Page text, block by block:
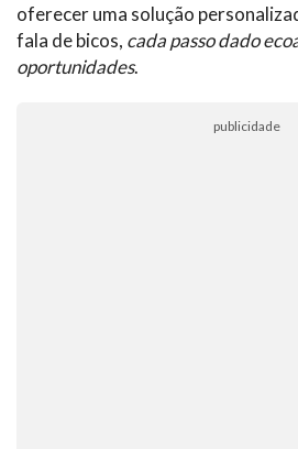
oferecer uma solução
fala de bicos, cada passo dado
oportunidades.
publicidade